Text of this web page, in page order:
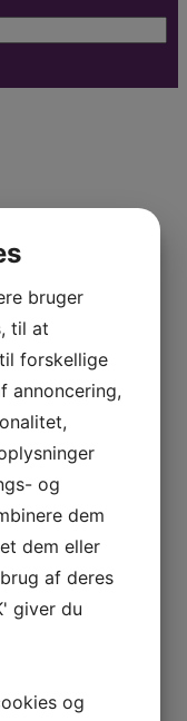
foredrag,
up komikere og
til
og professionel
at finde den
bruger
til at
forskellige
annoncering,
og
dem
dem eller
af deres
giver du
og